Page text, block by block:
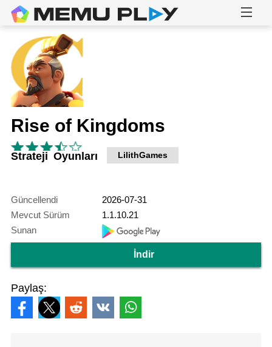
Rise of Kingdoms
Strateji Oyunları LilithGames
Güncellendi
2026-07-31
Mevcut Sürüm
1.1.10.21
Sunan
İndir
Paylaş: